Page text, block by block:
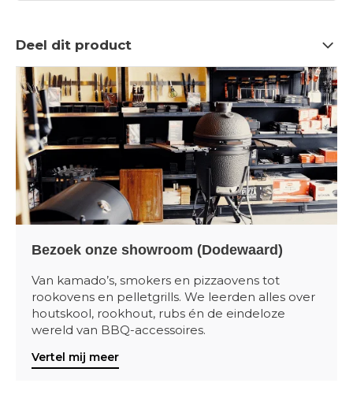
Deel dit product
Bezoek onze showroom (Dodewaard)
Van kamado’s, smokers en pizzaovens tot
rookovens en pelletgrills. We leerden alles over
houtskool, rookhout, rubs én de eindeloze
wereld van BBQ-accessoires.
Vertel mij meer